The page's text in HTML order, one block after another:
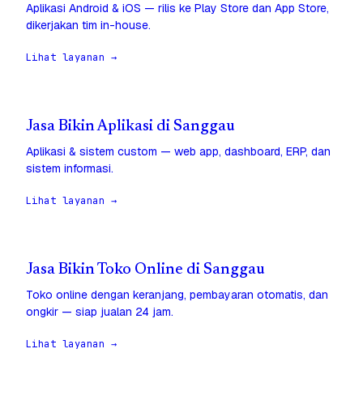
Aplikasi Android & iOS — rilis ke Play Store dan App Store,
dikerjakan tim in-house.
Lihat layanan →
Jasa Bikin Aplikasi di Sanggau
Aplikasi & sistem custom — web app, dashboard, ERP, dan
sistem informasi.
Lihat layanan →
Jasa Bikin Toko Online di Sanggau
Toko online dengan keranjang, pembayaran otomatis, dan
ongkir — siap jualan 24 jam.
Lihat layanan →